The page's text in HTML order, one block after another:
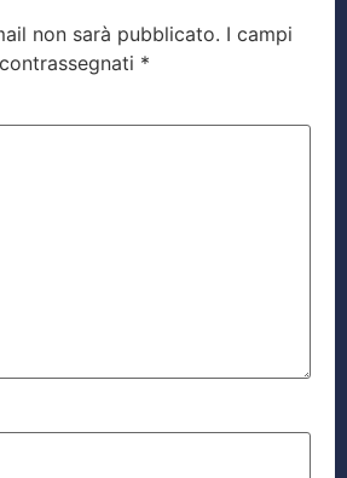
non sarà pubblicato. I campi
*